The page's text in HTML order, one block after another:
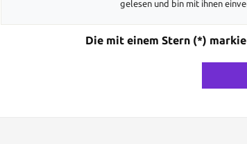
gelesen und bin mit ihnen
Die mit einem Stern (*)